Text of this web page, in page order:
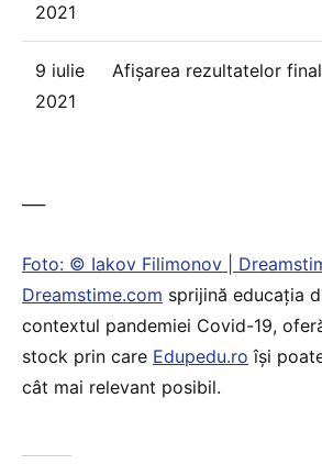
2021
9 iulie
2021
Afișarea rezultatelor
Foto: © Iakov Filimonov |
Dreamstime.com sprijină educaţia
contextul pandemiei Covid-19,
stock prin care Edupedu.ro îşi
cât mai relevant posibil.